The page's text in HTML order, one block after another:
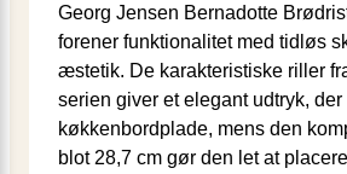
Georg Jensen Bernadotte
forener funktionalitet med tidløs
æstetik. De karakteristiske riller
serien giver et elegant udtryk,
køkkenbordplade, mens den
blot 28,7 cm gør den let at